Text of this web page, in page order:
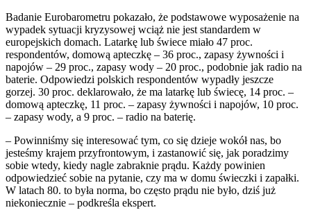
Badanie Eurobarometru pokazało, że podstawowe wyposażenie na
wypadek sytuacji kryzysowej wciąż nie jest standardem w
europejskich domach. Latarkę lub świece miało 47 proc.
respondentów, domową apteczkę – 36 proc., zapasy żywności i
napojów – 29 proc., zapasy wody – 20 proc., podobnie jak radio na
baterie. Odpowiedzi polskich respondentów wypadły jeszcze
gorzej. 30 proc. deklarowało, że ma latarkę lub świecę, 14 proc. –
domową apteczkę, 11 proc. – zapasy żywności i napojów, 10 proc.
– zapasy wody, a 9 proc. – radio na baterię.
– Powinniśmy się interesować tym, co się dzieje wokół nas, bo
jesteśmy krajem przyfrontowym, i zastanowić się, jak poradzimy
sobie wtedy, kiedy nagle zabraknie prądu. Każdy powinien
odpowiedzieć sobie na pytanie, czy ma w domu świeczki i zapałki.
W latach 80. to była norma, bo często prądu nie było, dziś już
niekoniecznie – podkreśla ekspert.